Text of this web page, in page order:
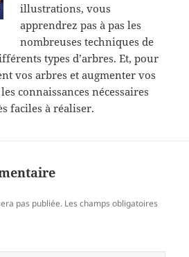
illustrations, vous
apprendrez pas à pas les
nombreuses techniques de
types d’arbres. Et, pour
vos arbres et augmenter vos
connaissances nécessaires
faciles à réaliser.
pas publiée. Les champs obligatoires